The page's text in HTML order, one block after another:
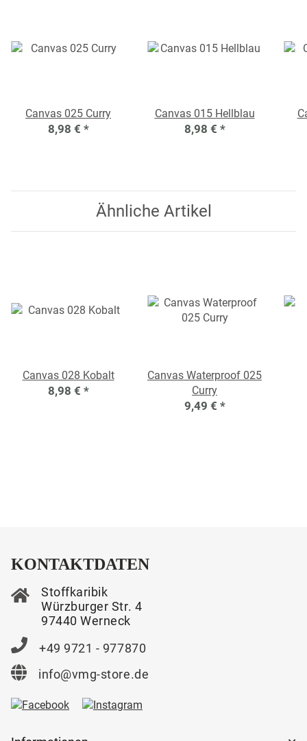
Canvas 025 Curry
8,98 € *
Canvas 015 Hellblau
8,98 € *
Ähnliche Artikel
Canvas 028 Kobalt
8,98 € *
Canvas Waterproof 025
Curry
9,49 € *
KONTAKTDATEN
Stoffkaribik
Würzburger Str. 4
97440 Werneck
+49 9721 - 977870
info@vmg-store.de